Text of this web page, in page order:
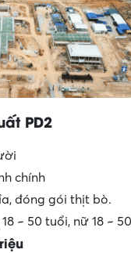
PD2
chính
đóng gói thịt bò.
~ 50 tuổi, nữ 18 ~